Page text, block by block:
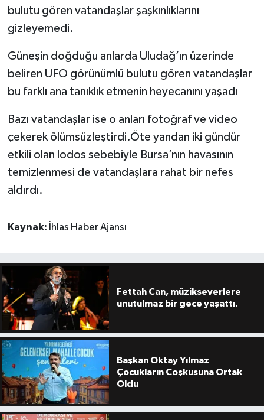
bulutu gören vatandaşlar şaşkınlıklarını
gizleyemedi.
Güneşin doğduğu anlarda Uludağ’ın üzerinde
beliren UFO görünümlü bulutu gören vatandaşlar
bu farklı ana tanıklık etmenin heyecanını yaşadı
Bazı vatandaşlar ise o anları fotoğraf ve video
çekerek ölümsüzleştirdi.Öte yandan iki gündür
etkili olan lodos sebebiyle Bursa’nın havasının
temizlenmesi de vatandaşlara rahat bir nefes
aldırdı.
Kaynak: İhlas Haber Ajansı
Fettah Can, müzikseverlere
unutulmaz bir gece yaşattı.
Başkan Oktay Yılmaz
Çocukların Coşkusuna Ortak
Oldu